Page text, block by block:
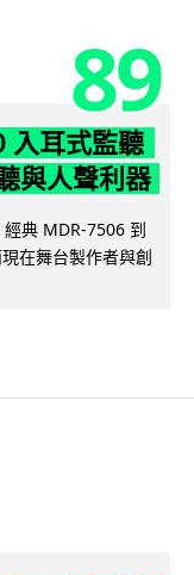
89
入耳式監聽
與人聲利器
典 MDR-7506 到
在舞台製作者與創